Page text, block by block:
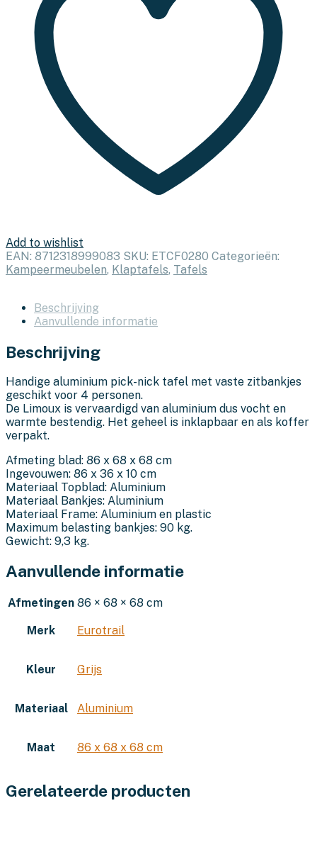
Add to wishlist
EAN: 8712318999083 SKU: ETCF0280 Categorieën:
Kampeermeubelen, Klaptafels, Tafels
Beschrijving
Aanvullende informatie
Beschrijving
Handige aluminium pick-nick tafel met vaste zitbankjes
geschikt voor 4 personen.
De Limoux is vervaardigd van aluminium dus vocht en
warmte bestendig. Het geheel is inklapbaar en als koffer
verpakt.
Afmeting blad: 86 x 68 x 68 cm
Ingevouwen: 86 x 36 x 10 cm
Materiaal Topblad: Aluminium
Materiaal Bankjes: Aluminium
Materiaal Frame: Aluminium en plastic
Maximum belasting bankjes: 90 kg.
Gewicht: 9,3 kg.
Aanvullende informatie
Afmetingen 86 × 68 × 68 cm
Merk Eurotrail
Kleur Grijs
Materiaal Aluminium
Maat 86 x 68 x 68 cm
Gerelateerde producten